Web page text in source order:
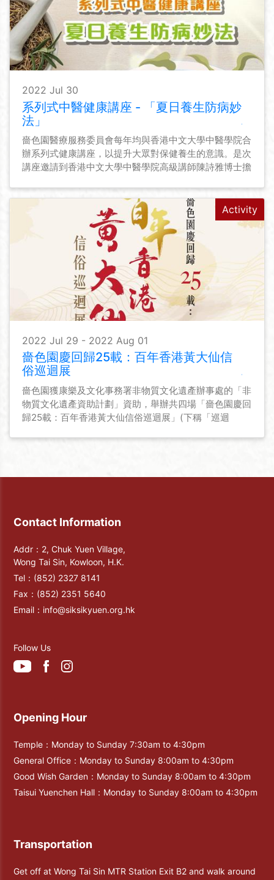
2022 Jul 30
系列式中醫健康講座 - 「夏日養生防病妙
法」
嗇色園醫療服務委員會每年均與香港中文大學中醫學院合
辦系列式健康講座，以提升大眾對保健養生的意識。是次
講座邀請到香港中文大學中醫學院高級講師陳詩雅博士擔
夏期間的防病養生資訊。
Activity
2022 Jul 29 - 2022 Aug 01
嗇色園慶回歸25載：百年香港黃大仙信
俗巡迴展
嗇色園獲康樂及文化事務署非物質文化遺產辦事處的「非
物質文化遺產資助計劃」資助，舉辦共四場「嗇色園慶回
歸25載：百年香港黃大仙信俗巡迴展」(下稱「巡迴
Contact Information
Addr：2, Chuk Yuen Village,
Wong Tai Sin, Kowloon, H.K.
Tel： (852) 2327 8141
Fax： (852) 2351 5640
Email： info@siksikyuen.org.hk
Follow Us
Opening Hour
Temple：Monday to Sunday 7:30am to 4:30pm
General Office：Monday to Sunday 8:00am to 4:30pm
Good Wish Garden：Monday to Sunday 8:00am to 4:30pm
Taisui Yuenchen Hall：Monday to Sunday 8:00am to 4:30pm
Transportation
Get off at Wong Tai Sin MTR Station Exit B2 and walk around